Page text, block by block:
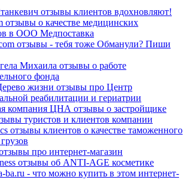
отзывы клиентов вдохновляют!
отзывы о качестве медицинских
в ООО Медпоставка
отзывы - тебя тоже Обманули? Пиши
Михаила отзывы о работе
фонда
жизни отзывы про Центр
реабилитации и гериатрии
компания ЦНА отзывы о застройщике
туристов и клиентов компании
отзывы клиентов о качестве таможенного
про интернет-магазин
отзывы об ANTI-AGE косметике
ba.ru - что можно купить в этом интернет-